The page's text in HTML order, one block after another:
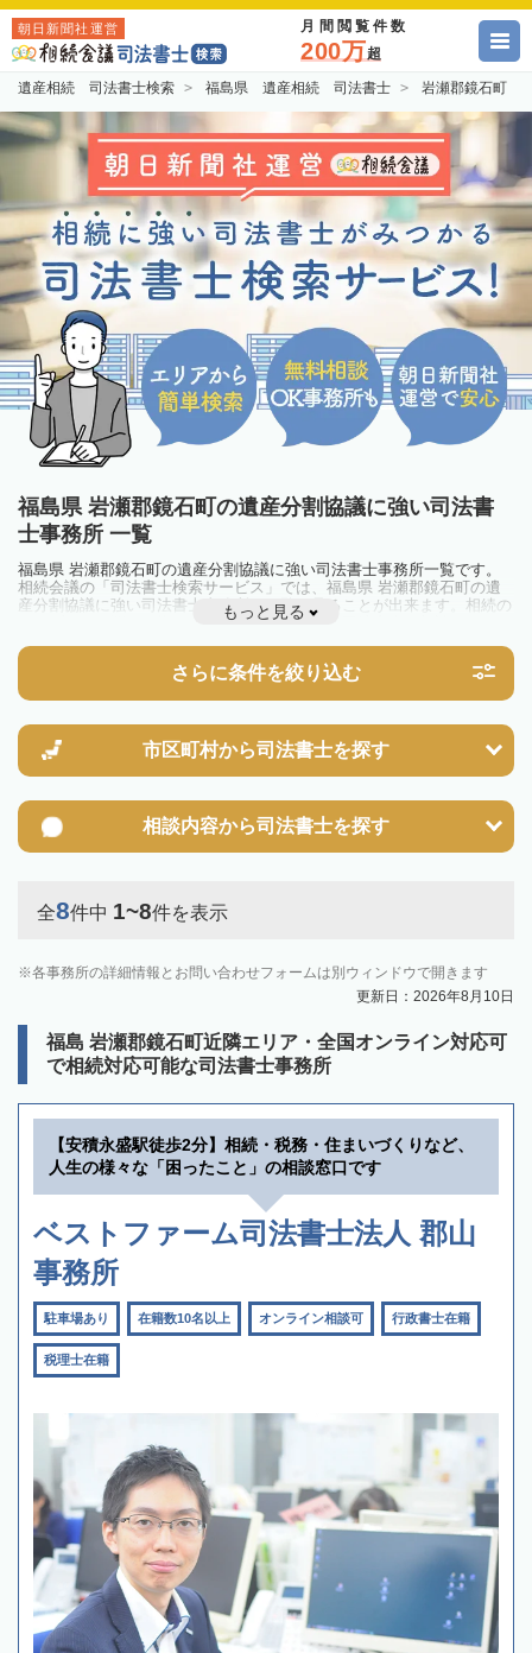
朝日新聞社運営 月間閲覧件数
200万超
遺産相続 司法書士検索 福島県 遺産相続 司法書士 岩瀬郡鏡石町
福島県 岩瀬郡鏡石町の遺産分割協議に強い司法書
士事務所 一覧
福島県 岩瀬郡鏡石町の遺産分割協議に強い司法書士事務所一覧です。
相続会議の「司法書士検索サービス」では、福島県 岩瀬郡鏡石町の遺
産分割協議に強い司法書士事務所を一覧で見ることが出来ます。相続の
トラブルやお悩みを抱えている方は一度近隣の司法書士に相談してみま
もっと見る
さらに条件を絞り込む
市区町村から司法書士を探す
相談内容から司法書士を探す
全8件中 1~8件を表示
各事務所の詳細情報とお問い合わせフォームは別ウィンドウで開きます
更新日：2026年8月10日
福島 岩瀬郡鏡石町近隣エリア・全国オンライン対応可
で相続対応可能な司法書士事務所
【安積永盛駅徒歩2分】相続・税務・住まいづくりなど、
人生の様々な「困ったこと」の相談窓口です
ベストファーム司法書士法人 郡山
事務所
駐車場あり 在籍数10名以上 オンライン相談可 行政書士在籍
税理士在籍